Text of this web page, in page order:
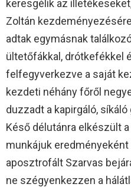
keresgélik az
Zoltán
adtak egymásnak
ültetőfákkal, drótkefékkel
felfegyverkezve a saját
kezdeti néhány főről
duzzadt a kapirgáló,
Késő délutánra elkészült
munkájuk
aposztrofált Szarvas
ne szégyenkezzen a